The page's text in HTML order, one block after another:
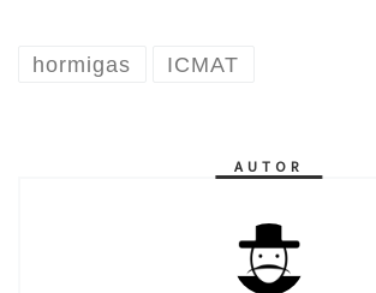
hormigas ICMAT
AUTOR